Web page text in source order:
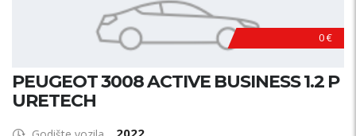
0 €
PEUGEOT 3008 ACTIVE BUSINESS 1.2 P
URETECH
2022